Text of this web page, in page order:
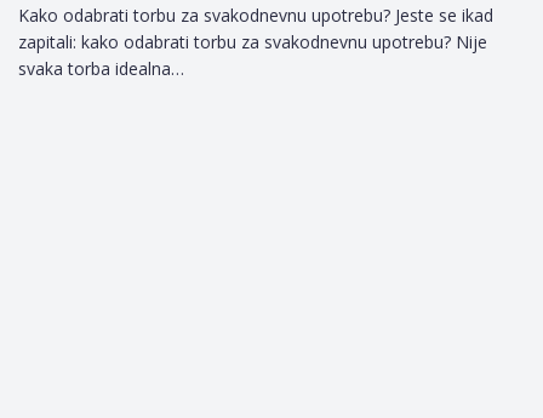
Kako odabrati torbu za svakodnevnu upotrebu? Jeste se ikad
zapitali: kako odabrati torbu za svakodnevnu upotrebu? Nije
svaka torba idealna…